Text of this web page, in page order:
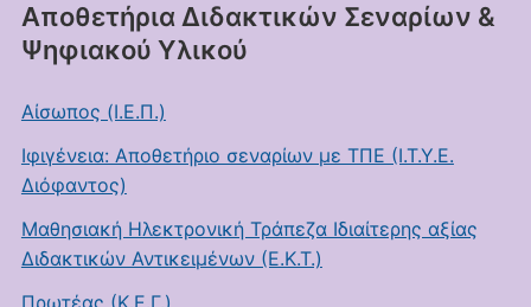
Αποθετήρια Διδακτικών Σεναρίων &
Ψηφιακού Υλικού
Αίσωπος (Ι.Ε.Π.)
Ιφιγένεια: Αποθετήριο σεναρίων με ΤΠΕ (Ι.Τ.Υ.Ε.
Διόφαντος)
Μαθησιακή Ηλεκτρονική Τράπεζα Ιδιαίτερης αξίας
Διδακτικών Αντικειμένων (Ε.Κ.Τ.)
Πρωτέας (Κ.Ε.Γ.)